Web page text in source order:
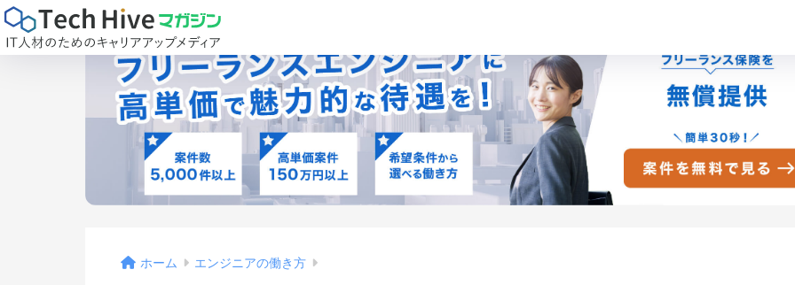
ホーム エンジニアの働き方